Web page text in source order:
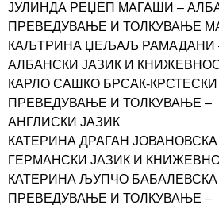
ЈУЛИНДА РЕЏЕП МАГАШИ –
ПРЕВЕДУВАЊЕ И ТОЛКУВАЊЕ
КАЉТРИНА ЏЕЉАЉ РАМАДАНИ
АЛБАНСКИ ЈАЗИК И
КАРЛО САШКО БРСАК-КРСТЕСКИ
ПРЕВЕДУВАЊЕ И ТОЛКУВАЊЕ –
АНГЛИСКИ ЈАЗИК
КАТЕРИНА ДРАГАН ЈОВАНОВСКА
ГЕРМАНСКИ ЈАЗИК И
КАТЕРИНА ЉУПЧО БАБАЛЕВСКА
ПРЕВЕДУВАЊЕ И ТОЛКУВАЊЕ –